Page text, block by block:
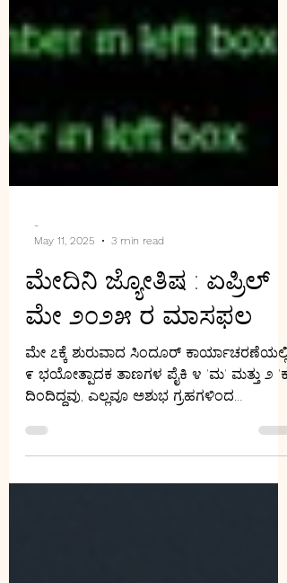
May 11, 2025
3 min read
ಮೇದಿನಿ ಜ್ಯೋತಿಷ : ಏಪ್ರಿಲ್
ಮೇ ೨೦೨೫ ರ ಮಾಸಫಲ
ಮೇ ೭ಕ್ಕೆ ಶುರುವಾದ ಸಿಂದೂರ್ ಕಾರ್ಯಾಚರಣೆಯಲ್ಲಿ
ದಿಂದಿದ್ದವು, ಎಲ್ಲವೂ ಅಶುಭ ಗ್ರಹಗಳಿಂದ
ಬಾಧಿತವಾಗಿದ್ದವು.